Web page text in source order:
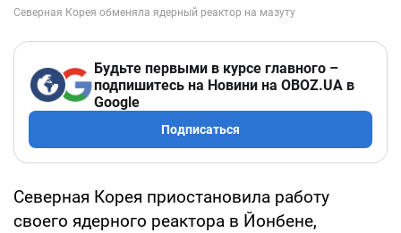
Будьте первыми в курсе главного –
подпишитесь на Новини на OBOZ.UA в
Google
Подписаться
Северная Корея приостановила работу
своего ядерного реактора в Йонбене,